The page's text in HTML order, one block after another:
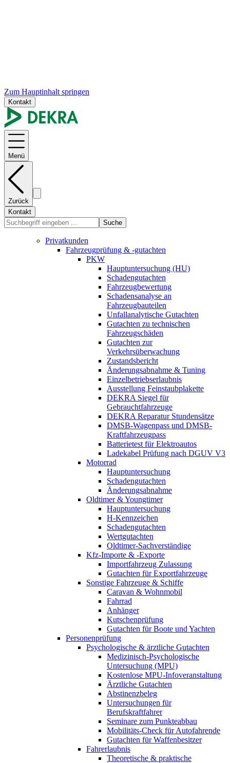
Zum Hauptinhalt springen
Kontakt
Menü
Zurück
Kontakt
Suche
Privatkunden
Fahrzeugprüfung & -gutachten
PKW
Hauptuntersuchung (HU)
Schadengutachten
Fahrzeugbewertung
Schadensanalyse an
Fahrzeugbauteilen
Unfallanalytische Gutachten
Gutachten zu technischen
Fahrzeugschäden
Gutachten zur
Verkehrsüberwachung
Zustandsbericht
Änderungsabnahme & Tuning
Einzelbetriebserlaubnis
Ausstellung Feinstaubplakette
DEKRA Siegel für
Gebrauchtfahrzeuge
DEKRA Reparatur Stundensätze
DMSB-Wagenpass und DMSB-
Kraftfahrzeugpass
Batterietest für Elektroautos
Ladekabel Prüfung nach DGUV V3
Motorrad
Hauptuntersuchung
Schadengutachten
Änderungsabnahme
Oldtimer & Youngtimer
Hauptuntersuchung
H-Kennzeichen
Schadengutachten
Wertgutachten
Oldtimer-Sachverständige
Kfz-Importe & -Exporte
Importfahrzeug Zulassung
Gutachten für Exportfahrzeuge
Sonstige Fahrzeuge & Schiffe
Caravan & Wohnmobil
Fahrrad
Anhänger
Kutschenprüfung
Gutachten für Boote und Yachten
Personenprüfung
Psychologische & ärztliche Gutachten
Medizinisch-Psychologische
Untersuchung (MPU)
Kostenlose MPU-Infoveranstaltung
Ärztliche Gutachten
Abstinenzbeleg
Untersuchungen für
Berufskraftfahrer
Seminare zum Punkteabbau
Mobilitäts-Check für Autofahrende
Gutachten für Waffenbesitzer
Fahrerlaubnis
Theoretische & praktische